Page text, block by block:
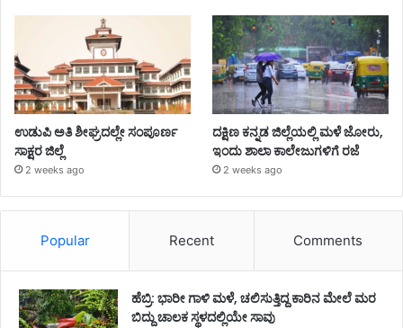
ಉಡುಪಿ ಅತಿ ಶೀಘ್ರದಲ್ಲೇ ಸಂಪೂರ್ಣ
ಸಾಕ್ಷರ ಜಿಲ್ಲೆ
2 weeks ago
ದಕ್ಷಿಣ ಕನ್ನಡ ಜಿಲ್ಲೆಯಲ್ಲಿ ಮಳೆ ಜೋರು,
ಇಂದು ಶಾಲಾ ಕಾಲೇಜುಗಳಿಗೆ ರಜೆ
2 weeks ago
Popular Recent Comments
ಹೆಬ್ರಿ: ಭಾರೀ ಗಾಳಿ ಮಳೆ, ಚಲಿಸುತ್ತಿದ್ದ ಕಾರಿನ ಮೇಲೆ ಮರ
ಬಿದ್ದು ಚಾಲಕ ಸ್ಥಳದಲ್ಲಿಯೇ ಸಾವು